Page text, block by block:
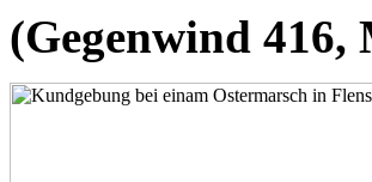
(Gegenwind 416,